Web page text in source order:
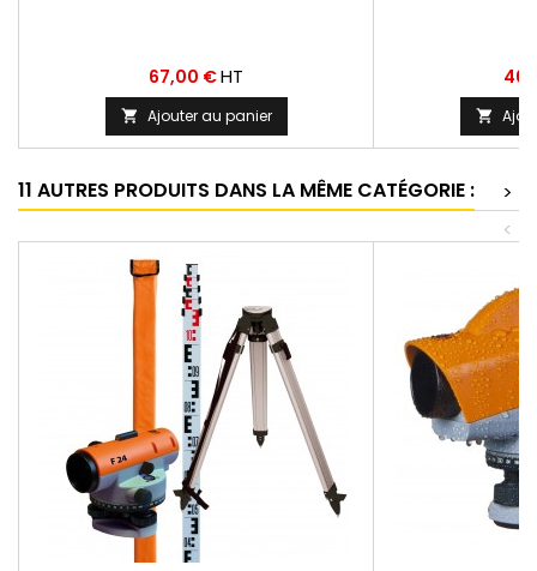
Prix
67,00 €HT
 Ajouter au panier
Prix

11 AUTRES PRODUITS DANS LA MÊME CATÉGORIE :
>
<